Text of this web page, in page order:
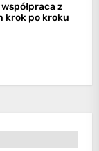
z
krok po kroku